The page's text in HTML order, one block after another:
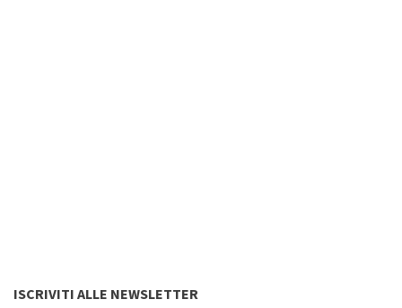
ISCRIVITI ALLE NEWSLETTER